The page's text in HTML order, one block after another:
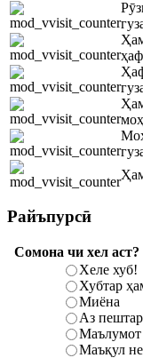
Райъпурсӣ
Сомона чи хел аст?
Хеле хуб!
Хубтар
Миёна
Аз
Маълумот
Маъқул